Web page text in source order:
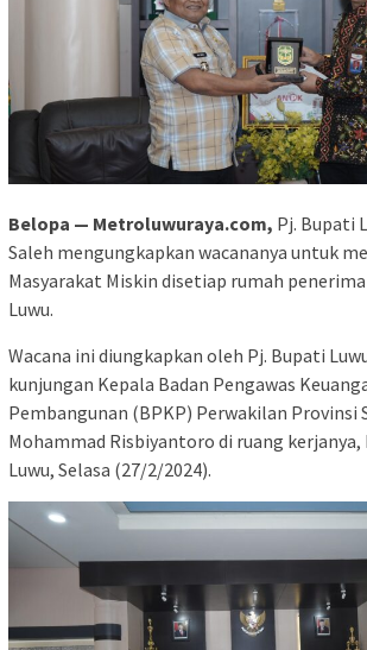
Belopa — Metroluwuraya.com, Pj. Bupati
Saleh mengungkapkan wacananya untuk
Masyarakat Miskin disetiap rumah
Luwu.
Wacana ini diungkapkan oleh Pj. Bupati
kunjungan Kepala Badan Pengawas
Pembangunan (BPKP) Perwakilan Provinsi
Mohammad Risbiyantoro di ruang
Luwu, Selasa (27/2/2024).